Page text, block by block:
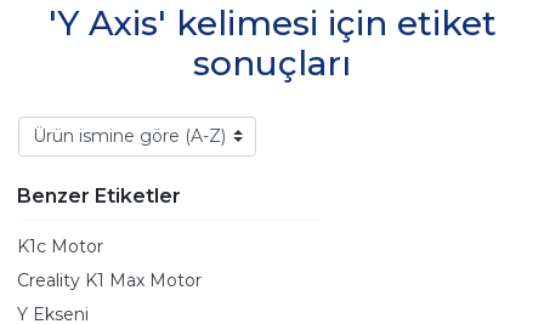
'Y Axis' kelimesi için etiket
sonuçları
Benzer Etiketler
K1c Motor
Creality K1 Max Motor
Y Ekseni